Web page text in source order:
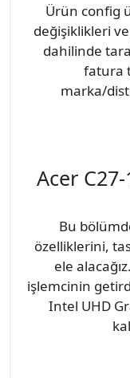
Ürün config
değişiklikleri
dahilinde
fatura
marka/
Acer
Bu
özelliklerini,
ele
işlemcinin
Intel UHD